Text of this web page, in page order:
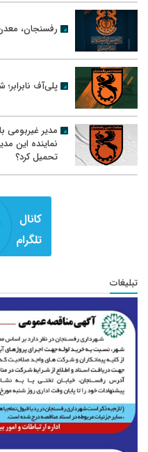
رفسنجان،
پلی‌آف
نماینده این
تحمیل کرد؟
تبلیغات